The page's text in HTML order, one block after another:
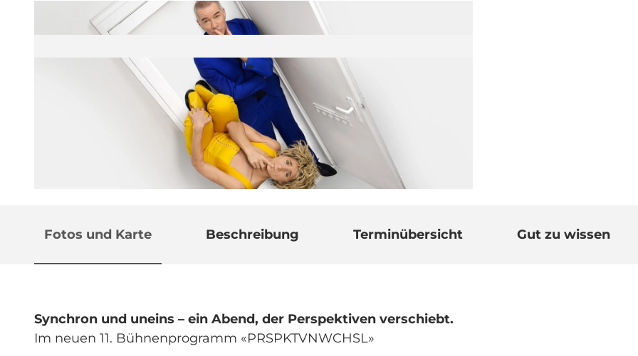
Fotos und Karte Beschreibung Terminübersicht Gut zu wissen
Synchron und uneins – ein Abend, der Perspektiven verschiebt.
Im neuen 11. Bühnenprogramm «PRSPKTVNWCHSL»